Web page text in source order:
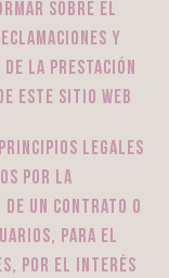
sobre el
y
la prestación
este sitio web
legales
por la
de un contrato o
para el
por el interés